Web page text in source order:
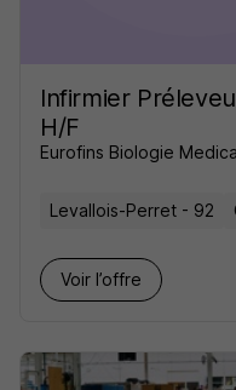
Infirmier
H/F
Eurofins Biologie
Levallois-Perret - 92
Voir l’offre